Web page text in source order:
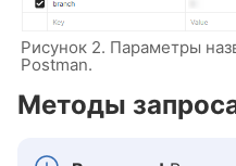
Рисунок 2. Параметры
Postman.
Методы